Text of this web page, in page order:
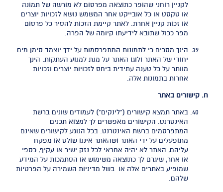
לקניין רוחני שהופר כתוצאה מפרסום לא מורשה של תמונה
או טקסט או כל אובייקט אחר המשמש נושא לזכויות יוצרים
או זכות קניין אחרת. לאתר קיימת הזכות להסיר כל פרסום
מפר ככול שתובא לידיעתו קיומה של הפרה.
הינך מסכים כי לתמונות המתפרסמות על ידך יוצמד סימן מים
יחודי של האתר ולוגו האתר על מנת למנוע העתקות. הינך
מוותר על כל טענה עתידית ביחס לזכויות יוצרים וזכויות
אחרות בתמונות אלה.
ח. קישורים באתר
באתר תמצא קישורים ("לינקים") לעמודים שונים ברשת
האינטרנט. הקישורים מאפשרים לך למצוא תכנים
המתפרסמים ברשת האינטרנט. בכל הנוגע לקישורים שאינם
מתופעלים על ידי האתר ושהאתר איננו שולט או מפקח
עליהם, האתר לא יהיה אחראי לכל נזק ישיר או עקיף, כספי
או אחר, שיגרם לך כתוצאה משימוש או הסתמכות על המידע
שמופיע באתרים אלה או בשל מדיניות השמירה על הפרטיות
שלהם.